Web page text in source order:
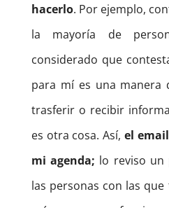
hacerlo. Por ejemplo,
la mayoría de
considerado que
para mí es una manera
trasferir o recibir
es otra cosa. Así, el
mi agenda; lo reviso un
las personas con las